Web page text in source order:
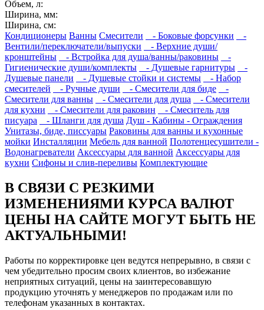
Объем, л:
Ширина, мм:
Ширина, см:
Кондиционеры Ванны Смесители - Боковые форсунки
-
Вентили/переключатели/выпуски
- Верхние души/
кронштейны
- Встройка для душа/ванны/раковины
-
Гигиенические души/комплекты
- Душевые гарнитуры
-
Душевые панели
- Душевые стойки и системы
- Набор
смесителей
- Ручные души - Смесители для биде
-
Смесители для ванны
- Смесители для душа
- Смесители
для кухни
- Смесители для раковин
- Смеситель для
писуара
- Шланги для душа Душ - Кабины - Ограждения
Унитазы, биде, писсуары Раковины для ванны и кухонные
мойки Инсталляции Мебель для ванной Полотенцесушители -
Водонагреватели Аксессуары для ванной Аксессуары для
кухни Сифоны и слив-переливы Комплектующие
В СВЯЗИ С РЕЗКИМИ
ИЗМЕНЕНИЯМИ КУРСА ВАЛЮТ
ЦЕНЫ НА САЙТЕ МОГУТ БЫТЬ НЕ
АКТУАЛЬНЫМИ!
Работы по корректировке цен ведутся непрерывно, в связи с
чем убедительно просим своих клиентов, во избежание
неприятных ситуаций, цены на заинтересовавшую
продукцию уточнять у менеджеров по продажам или по
телефонам указанных в контактах.